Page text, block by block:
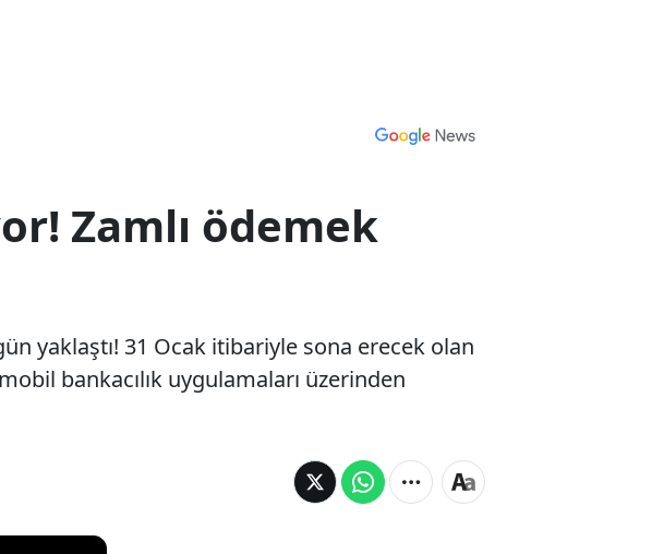
Zamlı ödemek
yaklaştı! 31 Ocak itibariyle sona erecek olan
bankacılık uygulamaları üzerinden